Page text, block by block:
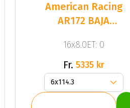
American Racing
AR172 BAJA
16x8.0ET: 0
Fr. 5335 kr